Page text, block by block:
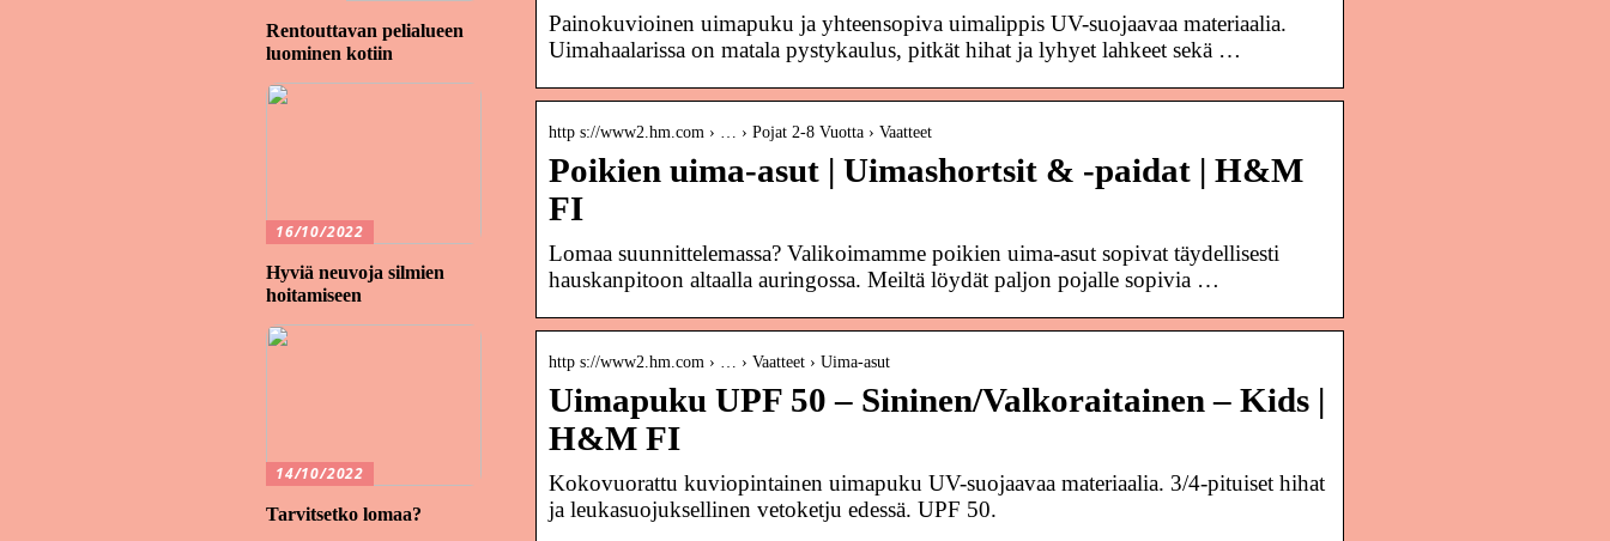
Painokuvioinen uimapuku ja yhteensopiva uimalippis UV-suojaavaa materiaalia.
Uimahaalarissa on matala pystykaulus, pitkät hihat ja lyhyet lahkeet sekä …
http s://www2.hm.com › … › Pojat 2-8 Vuotta › Vaatteet
Poikien uima-asut | Uimashortsit & -paidat | H&M
FI
Lomaa suunnittelemassa? Valikoimamme poikien uima-asut sopivat täydellisesti
hauskanpitoon altaalla auringossa. Meiltä löydät paljon pojalle sopivia …
http s://www2.hm.com › … › Vaatteet › Uima-asut
Uimapuku UPF 50 – Sininen/Valkoraitainen – Kids |
H&M FI
Kokovuorattu kuviopintainen uimapuku UV-suojaavaa materiaalia. 3/4-pituiset hihat
ja leukasuojuksellinen vetoketju edessä. UPF 50.
Rentouttavan pelialueen
luominen kotiin
16/10/2022
Hyviä neuvoja silmien
hoitamiseen
14/10/2022
Tarvitsetko lomaa?